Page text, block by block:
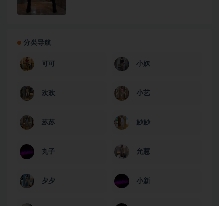
分类导航
可可 小妖
欢欢 小艺
苏苏 妙妙
丸子 允慧
夕夕 小新